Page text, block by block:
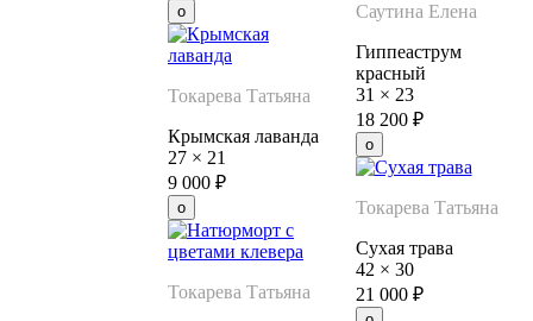
Токарева Татьяна
Крымская лаванда
27 × 21
9 000 ₽
Токарева Татьяна
Саутина Елена
Гиппеаструм
красный
31 × 23
18 200 ₽
Токарева Татьяна
Сухая трава
42 × 30
21 000 ₽